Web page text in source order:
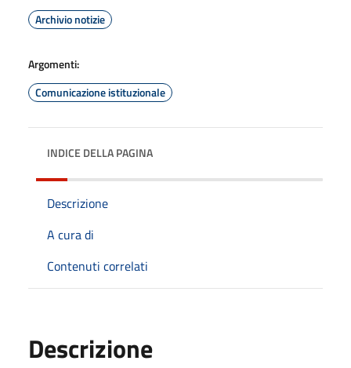
Archivio notizie
Argomenti:
Comunicazione istituzionale
INDICE DELLA PAGINA
Descrizione
A cura di
Contenuti correlati
Descrizione